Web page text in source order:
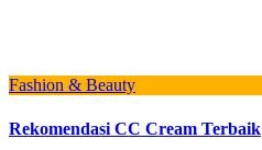
Fashion & Beauty
Rekomendasi CC Cream Terbaik